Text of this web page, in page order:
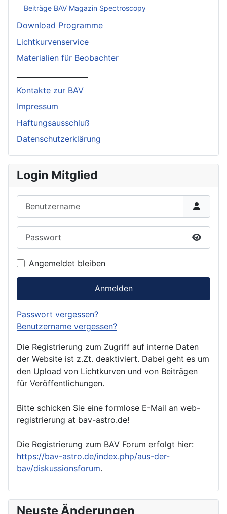
Beiträge BAV Magazin Spectroscopy
Download Programme
Lichtkurvenservice
Materialien für Beobachter
Kontakte zur BAV
Impressum
Haftungsausschluß
Datenschutzerklärung
Login Mitglied
Angemeldet bleiben
Anmelden
Passwort vergessen?
Benutzername vergessen?
Die Registrierung zum Zugriff auf interne Daten
der Website ist z.Zt. deaktiviert. Dabei geht es um
den Upload von Lichtkurven und von Beiträgen
für Veröffentlichungen.
Bitte schicken Sie eine formlose E-Mail an web-
registrierung at bav-astro.de!
Die Registrierung zum BAV Forum erfolgt hier:
https://bav-astro.de/index.php/aus-der-
bav/diskussionsforum.
Neuste Änderungen